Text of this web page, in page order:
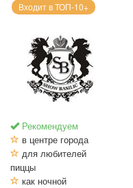
Входит в ТОП-10+
Рекомендуем
в центре города
для любителей
пиццы
как ночной